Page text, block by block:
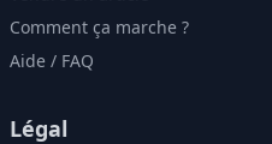
Comment ça marche ?
Aide / FAQ
Légal